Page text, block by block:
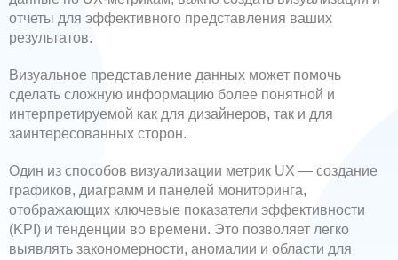
отчеты для эффективного представления ваших
результатов.
Визуальное представление данных может помочь
сделать сложную информацию более понятной и
интерпретируемой как для дизайнеров, так и для
заинтересованных сторон.
Один из способов визуализации метрик UX — создание
графиков, диаграмм и панелей мониторинга,
отображающих ключевые показатели эффективности
(KPI) и тенденции во времени. Это позволяет легко
выявлять закономерности, аномалии и области для